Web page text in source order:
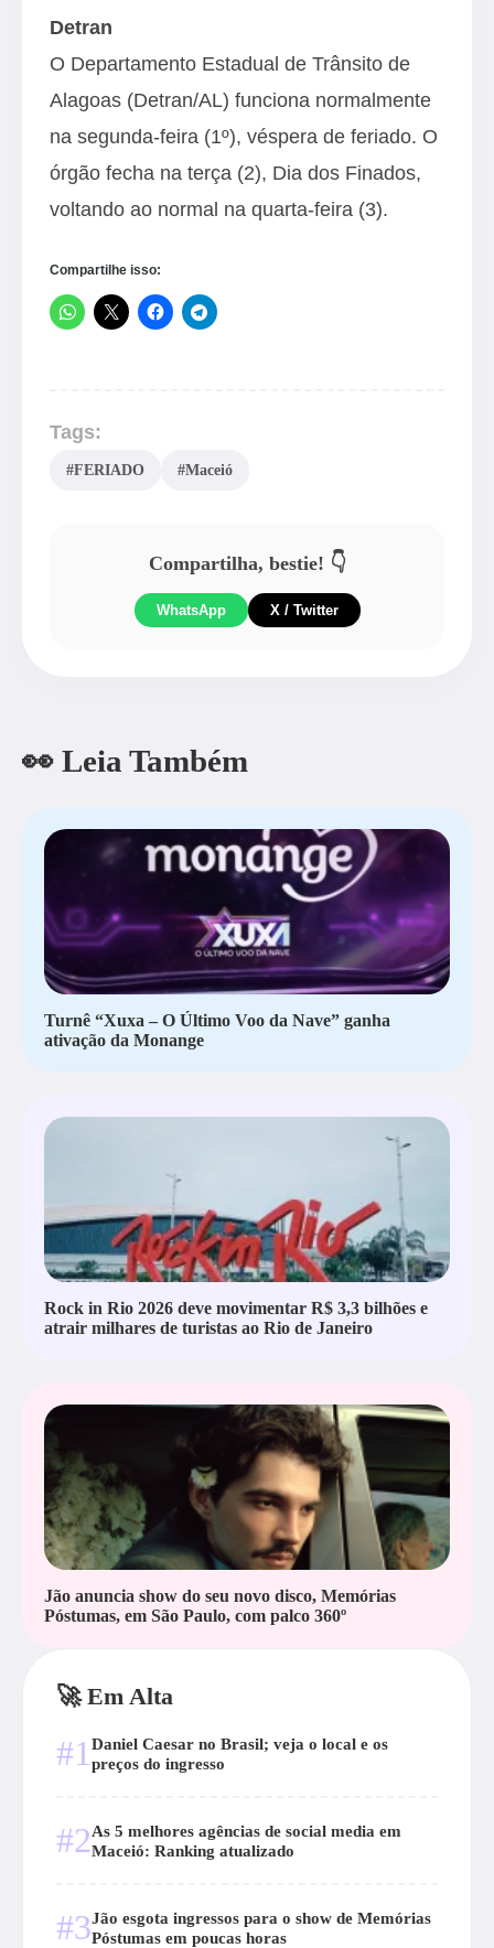
Detran
O Departamento Estadual de Trânsito de
Alagoas (Detran/AL) funciona normalmente
na segunda-feira (1º), véspera de feriado. O
órgão fecha na terça (2), Dia dos Finados,
voltando ao normal na quarta-feira (3).
Compartilhe isso:
Tags:
#FERIADO #Maceió
Compartilha, bestie! 👇
WhatsApp X / Twitter
👀 Leia Também
Turnê “Xuxa – O Último Voo da Nave” ganha
ativação da Monange
Rock in Rio 2026 deve movimentar R$ 3,3 bilhões e
atrair milhares de turistas ao Rio de Janeiro
Jão anuncia show do seu novo disco, Memórias
Póstumas, em São Paulo, com palco 360º
🚀 Em Alta
#1 Daniel Caesar no Brasil; veja o local e os
preços do ingresso
#2As 5 melhores agências de social media em
Maceió: Ranking atualizado
#3Jão esgota ingressos para o show de Memórias
Póstumas em poucas horas